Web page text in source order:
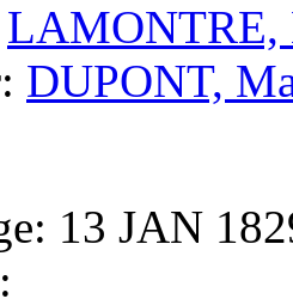
LAMONTRE,
DUPONT,
13 JAN